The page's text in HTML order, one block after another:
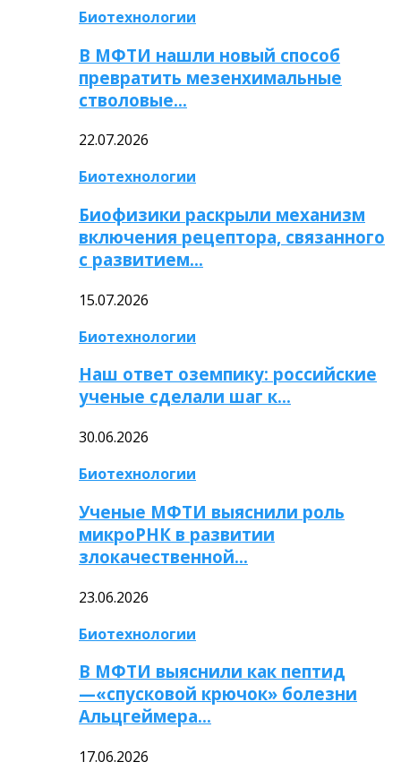
Биотехнологии
В МФТИ нашли новый способ
превратить мезенхимальные
стволовые…
22.07.2026
Биотехнологии
Биофизики раскрыли механизм
включения рецептора, связанного
с развитием…
15.07.2026
Биотехнологии
Наш ответ оземпику: российские
ученые сделали шаг к…
30.06.2026
Биотехнологии
Ученые МФТИ выяснили роль
микроРНК в развитии
злокачественной…
23.06.2026
Биотехнологии
В МФТИ выяснили как пептид
—«спусковой крючок» болезни
Альцгеймера…
17.06.2026